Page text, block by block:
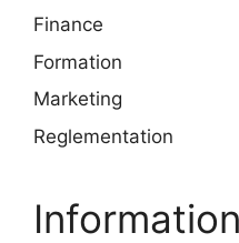
Finance
Formation
Marketing
Reglementation